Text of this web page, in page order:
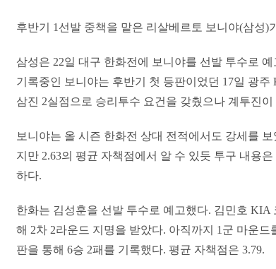
후반기 1선발 중책을 맡은 리살베르토 보니야(삼성)
삼성은 22일 대구 한화전에 보니야를 선발 투수로
기록중인 보니야는 후반기 첫 등판이었던 17일 광
삼진 2실점으로 승리투수 요건을 갖췄으나 계투진
보니야는 올 시즌 한화전 상대 전적에서도 강세를
지만 2.63의 평균 자책점에서 알 수 있듯 투구 내용
하다.
한화는 김성훈을 선발 투수로 예고했다. 김민호
해 2차 2라운드 지명을 받았다. 아직까지 1군 마운
판을 통해 6승 2패를 기록했다. 평균 자책점은 3.79.